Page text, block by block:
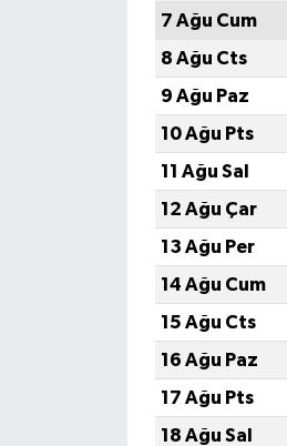
7 Ağu Cum
8 Ağu Cts
9 Ağu Paz
10 Ağu Pts
11 Ağu Sal
12 Ağu Çar
13 Ağu Per
14 Ağu Cum
15 Ağu Cts
16 Ağu Paz
17 Ağu Pts
18 Ağu Sal